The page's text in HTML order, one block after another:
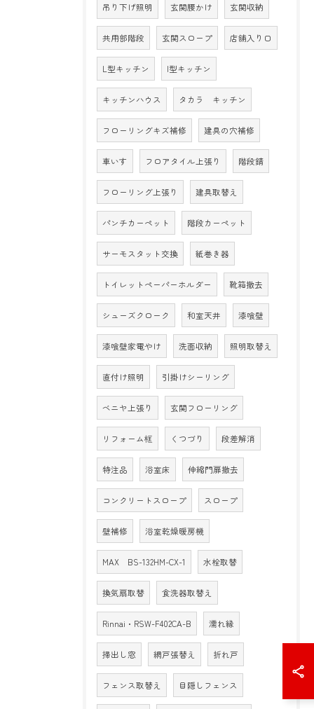
吊り下げ照明 玄関腰かけ 玄関収納
共用部階段 玄関スロープ 店舗入り口
L型キッチン I型キッチン
キッチンハウス タカラ キッチン
フローリングキズ補修 建具の穴補修
車いす フロアタイル上張り 階段錆
フローリング上張り 建具取替え
パンチカーペット 階段カーペット
サーモスタット交換 紙巻き器
トイレットペーパーホルダー 靴箱撤去
シューズクローク 和室天井 漆喰壁
漆喰壁家電やけ 洗面収納 照明取替え
直付け照明 引掛けシーリング
ベニヤ上張り 玄関フローリング
リフォーム框 くつづり 段差解消
特注品 浴室床 伸縮門扉撤去
コンクリートスロープ スロープ
壁補修 浴室乾燥暖房機
MAX BS-132HM-CX-1 水栓取替
換気扇取替 食洗器取替え
Rinnai・RSW-F402CA-B 濡れ縁
掃出し窓 網戸張替え 折れ戸
フェンス取替え 目隠しフェンス